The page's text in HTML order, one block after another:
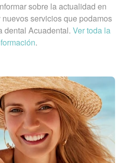
sobre la actualidad en
servicios que podamos
dental Acuadental. Ver toda la
.